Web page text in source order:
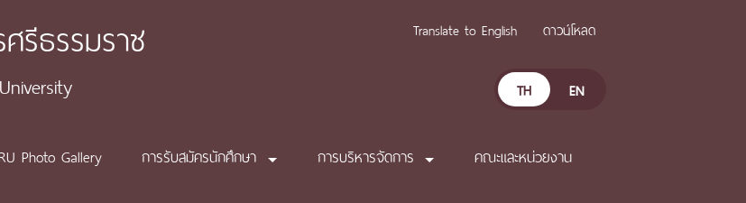
รีธรรมราช Translate to English ดาวน์โหลด
TH EN
Photo Gallery การรับสมัครนักศึกษา การบริหารจัดการ
คณะและหน่วยงาน